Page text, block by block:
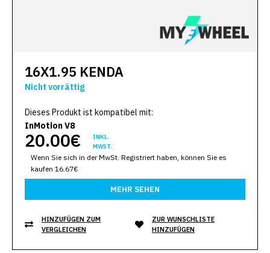
16X1.95 KENDA
Nicht vorrättig
Dieses Produkt ist kompatibel mit:
InMotion V8
20.00€
INKL.
MWST.
Wenn Sie sich in der MwSt. Registriert haben, können Sie es
kaufen 16.67€
MEHR SEHEN
HINZUFÜGEN ZUM
VERGLEICHEN
ZUR WUNSCHLISTE
HINZUFÜGEN